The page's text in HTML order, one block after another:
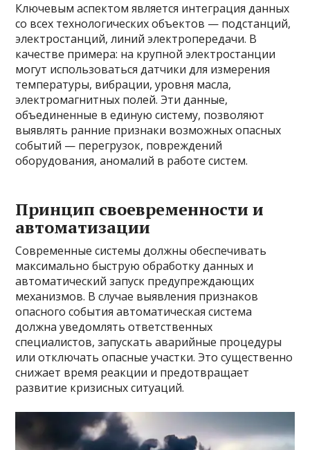
Ключевым аспектом является интеграция данных
со всех технологических объектов — подстанций,
электростанций, линий электропередачи. В
качестве примера: на крупной электростанции
могут использоваться датчики для измерения
температуры, вибрации, уровня масла,
электромагнитных полей. Эти данные,
объединенные в единую систему, позволяют
выявлять ранние признаки возможных опасных
событий — перегрузок, повреждений
оборудования, аномалий в работе систем.
Принцип своевременности и
автоматизации
Современные системы должны обеспечивать
максимально быструю обработку данных и
автоматический запуск предупреждающих
механизмов. В случае выявления признаков
опасного события автоматическая система
должна уведомлять ответственных
специалистов, запускать аварийные процедуры
или отключать опасные участки. Это существенно
снижает время реакции и предотвращает
развитие кризисных ситуаций.